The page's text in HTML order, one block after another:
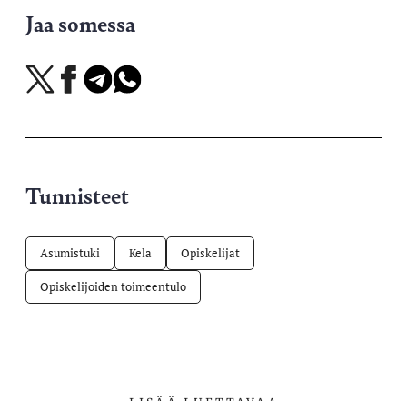
Jaa somessa
Jaa
X-
Jaa
Facebookissa
Jaa
Telegramissa
Jaa
WhatsAppissa
Tunnisteet
Asumistuki Kela Opiskelijat
Opiskelijoiden toimeentulo